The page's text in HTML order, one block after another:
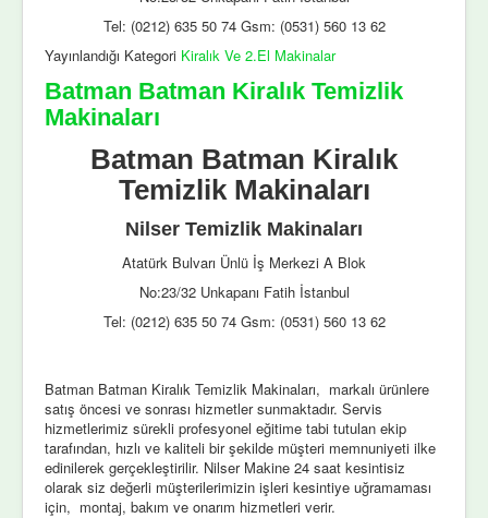
Tel: (0212) 635 50 74 Gsm: (0531) 560 13 62
Yayınlandığı Kategori Kiralık Ve 2.El Makinalar
Batman Batman Kiralık Temizlik
Makinaları
Batman Batman Kiralık
Temizlik Makinaları
Nilser Temizlik Makinaları
Atatürk Bulvarı Ünlü İş Merkezi A Blok
No:23/32 Unkapanı Fatih İstanbul
Tel: (0212) 635 50 74 Gsm: (0531) 560 13 62
Batman Batman Kiralık Temizlik Makinaları, markalı ürünlere
satış öncesi ve sonrası hizmetler sunmaktadır. Servis
hizmetlerimiz sürekli profesyonel eğitime tabi tutulan ekip
tarafından, hızlı ve kaliteli bir şekilde müşteri memnuniyeti ilke
edinilerek gerçekleştirilir. Nilser Makine 24 saat kesintisiz
olarak siz değerli müşterilerimizin işleri kesintiye uğramaması
için, montaj, bakım ve onarım hizmetleri verir.